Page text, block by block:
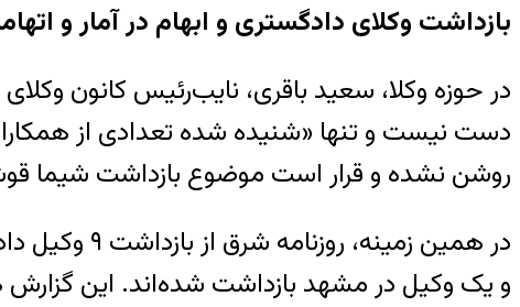
بازداشت وکلای دادگستری و ابهام در آمار و
در حوزه وکلا، سعید باقری، نایب‌رئیس کانون
دست نیست و تنها «شنیده شده تعدادی از
روشن نشده و قرار است موضوع بازداشت شیما
در همین
و یک وکیل در مشهد بازداشت شده‌اند. این گزارش